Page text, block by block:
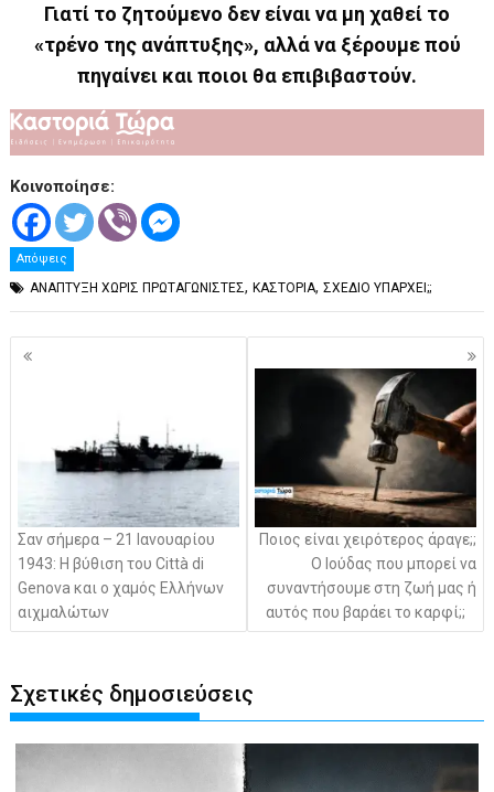
Γιατί το ζητούμενο δεν είναι να μη χαθεί το
«τρένο της ανάπτυξης», αλλά να ξέρουμεπού
πηγαίνει και ποιοι θα επιβιβαστούν.
Κοινοποίησε:
Απόψεις
ΑΝΑΠΤΥΞΗ ΧΩΡΙΣ ΠΡΩΤΑΓΩΝΙΣΤΕΣ,ΚΑΣΤΟΡΙΑ,ΣΧΕΔΙΟ ΥΠΑΡΧΕΙ;;
Πλοήγηση
Σαν σήμερα – 21 Ιανουαρίου
1943: Η βύθιση του Città di
Genova και ο χαμός Ελλήνων
αιχμαλώτων
Ποιος είναι χειρότερος άραγε;;
Ο Ιούδας που μπορεί να
συναντήσουμε στη ζωή μας ή
αυτός που βαράει το καρφί;;
Σχετικές δημοσιεύσεις